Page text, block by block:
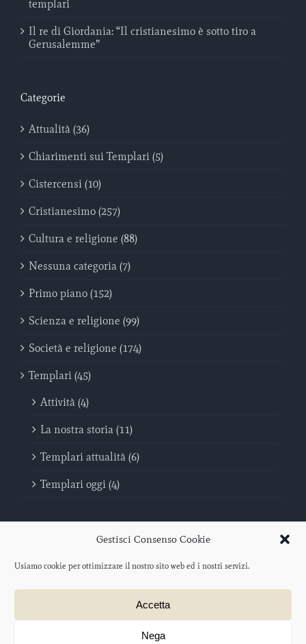
Gestisci Consenso Cookie
Usiamo cookie per ottimizzare il nostro sito web ed i nostri servizi.
Accetta
Nega
templari
Il re di Giordania: “Il cristianesimo è sotto tiro a
Gerusalemme”
Categorie
Attualità (36)
Chiarimenti sui Templari (5)
Cistercensi (10)
Cristianesimo (257)
Cultura e religione (88)
Nessuna categoria (7)
Primo piano (152)
Scienza e religione (99)
Società e religione (174)
Templari (45)
Attività (4)
La nostra storia (11)
Templari attualità (6)
Templari oggi (4)
Tempio di Salomone | C.F. 96046440069
Progetto web a cura di